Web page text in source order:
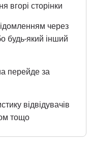
вгорі сторінки
через
будь-який інший
перейде за
відвідувачів
тощо